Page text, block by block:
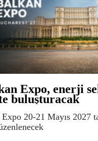
Expo, enerji
buluşturacak
20-21 Mayıs 2027